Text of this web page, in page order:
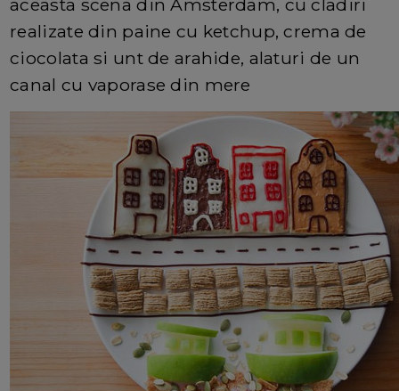
realizate din paine cu ketchup, crema de
ciocolata si unt de arahide, alaturi de un
canal cu vaporase din mere